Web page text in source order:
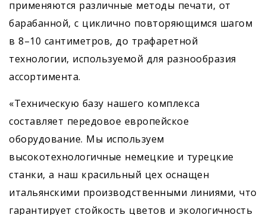
применяются различные методы печати, от
барабанной, с циклично повторяющимся шагом
в 8–10 сантиметров, до трафаретной
технологии, используемой для разнообразия
ассортимента.
«Техническую базу нашего комплекса
составляет передовое европейское
оборудование. Мы используем
высокотехнологичные немецкие и турецкие
станки, а наш красильный цех оснащен
итальянскими производственными линиями, что
гарантирует стойкость цветов и экологичность